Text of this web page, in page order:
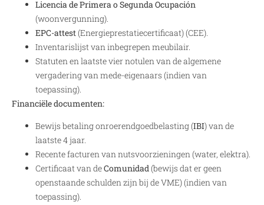
Licencia de Primera o Segunda Ocupación
(woonvergunning).
EPC-attest(Energieprestatiecertificaat) (CEE).
Inventarislijst van inbegrepen meubilair.
Statuten en laatste vier notulen van de algemene
vergadering van mede-eigenaars (indien van
toepassing).
Financiële documenten:
Bewijs betaling onroerendgoedbelasting (IBI) van de
laatste 4 jaar.
Recente facturen van nutsvoorzieningen (water, elektra).
Certificaat van deComunidad(bewijs dat er geen
openstaande schulden zijn bij de VME) (indien van
toepassing).